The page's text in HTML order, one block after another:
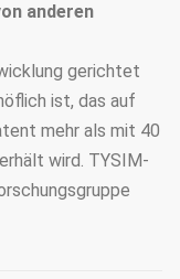
anderen
gerichtet
ist, das auf
mehr als mit 40
wird. TYSIM-